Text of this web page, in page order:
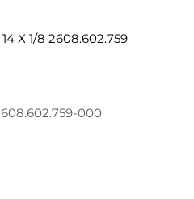
X 1/8 2608.602.759
000